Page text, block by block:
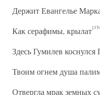
Держит Евангелье
Как серафимы, крылат
Здесь Гумилев
Твоим огнем душа
Отвергла мрак земных